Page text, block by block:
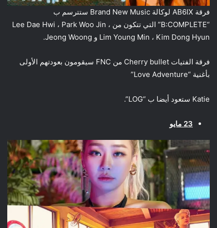
فرقة AB6IX لوكالة Brand New Music ستترسم ب
“B:COMPLETE” التي تتكون من Lee Dae Hwi ، Park Woo Jin ،
Lim Young Min ، Kim Dong Hyun و Jeong Woong.
فرقة الفتيات Cherry bullet من FNC سيقومون بعودتهم الأولى
بأغنية “Love Adventure”
Katie ستعود أيضا ب “LOG”.
23 مايو